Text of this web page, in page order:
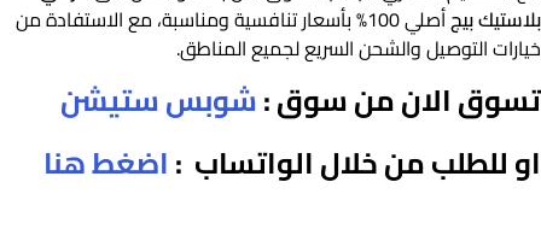
بلاستيك بيج
أصلي 100% بأسعار تنافسية ومناسبة، مع الاستفادة من
خيارات التوصيل والشحن السريع لجميع المناطق.
تسوق الان من سوق :شوبس ستيشن
او للطلب من خلال الواتساب :اضغط هنا